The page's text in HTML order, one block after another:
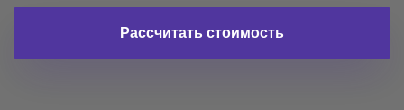
Рассчитать стоимость